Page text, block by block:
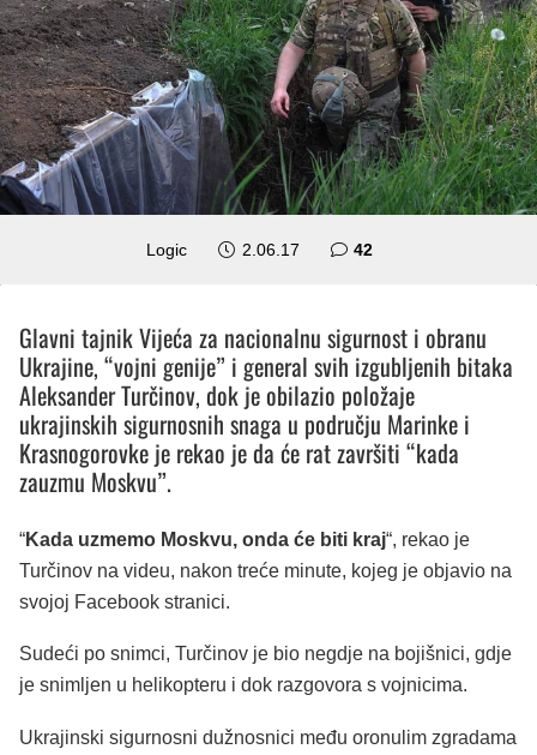
Logic 2.06.17 42
Glavni tajnik Vijeća za nacionalnu sigurnost i obranu
Ukrajine, “vojni genije” i general svih izgubljenih bitaka
Aleksander Turčinov, dok je obilazio položaje
ukrajinskih sigurnosnih snaga u području Marinke i
Krasnogorovke je rekao je da će rat završiti “kada
zauzmu Moskvu”.
“Kada uzmemo Moskvu, onda će biti kraj“, rekao je
Turčinov na videu, nakon treće minute, kojeg je objavio na
svojoj Facebook stranici.
Sudeći po snimci, Turčinov je bio negdje na bojišnici, gdje
je snimljen u helikopteru i dok razgovora s vojnicima.
Ukrajinski sigurnosni dužnosnici među oronulim zgradama